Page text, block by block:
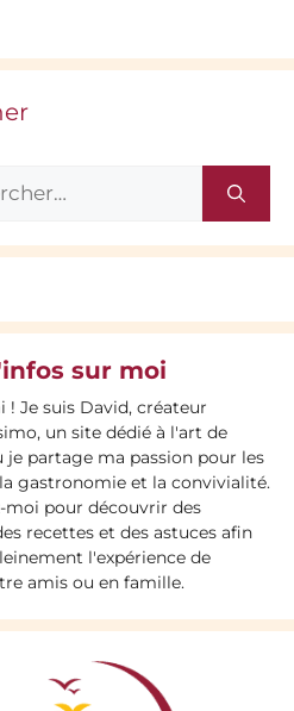
:
sur moi
! Je suis David, créateur
un site dédié à l'art de
je partage ma passion pour les
gastronomie et la convivialité.
moi pour découvrir des
recettes et des astuces afin
l'expérience de
amis ou en famille.